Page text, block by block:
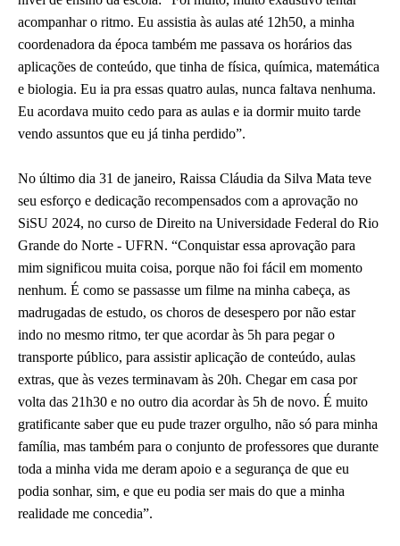
acompanhar o ritmo. Eu assistia às aulas até 12h50, a minha
coordenadora da época também me passava os horários das
aplicações de conteúdo, que tinha de física, química, matemática
e biologia. Eu ia pra essas quatro aulas, nunca faltava nenhuma.
Eu acordava muito cedo para as aulas e ia dormir muito tarde
vendo assuntos que eu já tinha perdido”.
No último dia 31 de janeiro, Raissa Cláudia da Silva Mata teve
seu esforço e dedicação recompensados com a aprovação no
SiSU 2024, no curso de Direito na Universidade Federal do Rio
Grande do Norte - UFRN. “Conquistar essa aprovação para
mim significou muita coisa, porque não foi fácil em momento
nenhum. É como se passasse um filme na minha cabeça, as
madrugadas de estudo, os choros de desespero por não estar
indo no mesmo ritmo, ter que acordar às 5h para pegar o
transporte público, para assistir aplicação de conteúdo, aulas
extras, que às vezes terminavam às 20h. Chegar em casa por
volta das 21h30 e no outro dia acordar às 5h de novo. É muito
gratificante saber que eu pude trazer orgulho, não só para minha
família, mas também para o conjunto de professores que durante
toda a minha vida me deram apoio e a segurança de que eu
podia sonhar, sim, e que eu podia ser mais do que a minha
realidade me concedia”.